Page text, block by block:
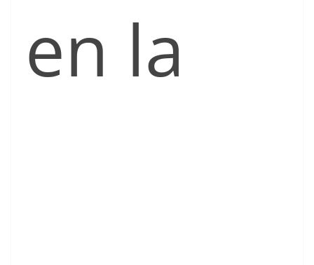
en la